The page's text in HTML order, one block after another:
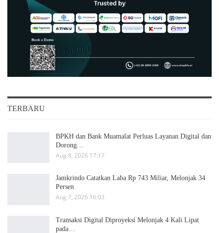
TERBARU
BPKH dan Bank Muamalat Perluas Layanan Digital dan
Dorong…
Aug 8, 2026 17:17
Jamkrindo Catatkan Laba Rp 743 Miliar, Melonjak 34
Persen
Aug 7, 2026 16:03
Transaksi Digital Diproyeksi Melonjak 4 Kali Lipat
pada…